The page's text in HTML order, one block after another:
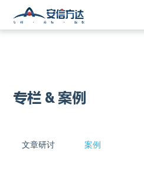
专栏 & 案例
文章研讨 案例